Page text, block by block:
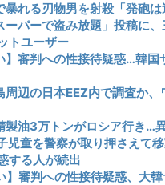
れる刃物男を射殺「発砲は
ーパーで盗み放題」投稿に
トユーザー
】審判への性接待疑惑…韓
周辺の日本EEZ内で調査か
製油3万トンがロシア行き
児童を警察が取り押さえ
する人が続出
】審判への性接待疑惑、大